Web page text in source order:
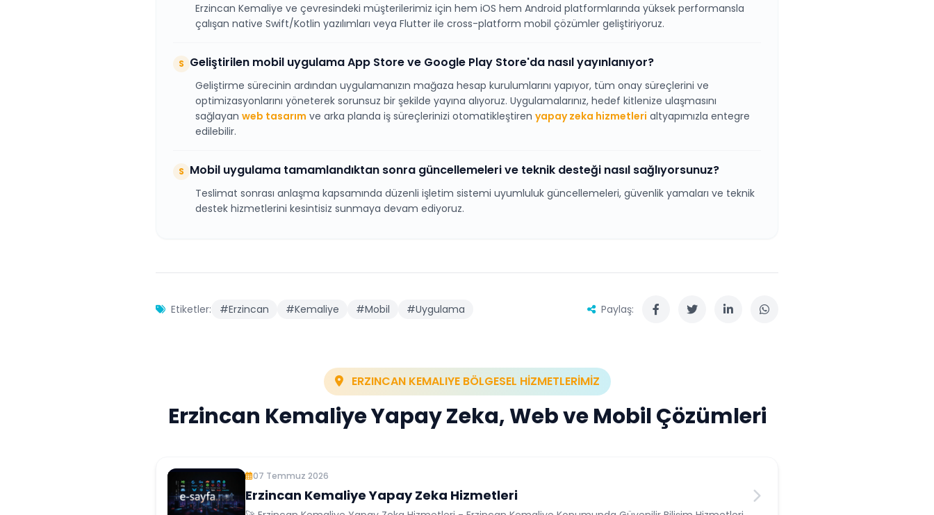
Erzincan Kemaliye ve çevresindeki müşterilerimiz için hem iOS hem Android platformlarında yüksek performansla
çalışan native Swift/Kotlin yazılımları veya Flutter ile cross-platform mobil çözümler geliştiriyoruz.
S Geliştirilen mobil uygulama App Store ve Google Play Store'da nasıl yayınlanıyor?
Geliştirme sürecinin ardından uygulamanızın mağaza hesap kurulumlarını yapıyor, tüm onay süreçlerini ve
optimizasyonlarını yöneterek sorunsuz bir şekilde yayına alıyoruz. Uygulamalarınız, hedef kitlenize ulaşmasını
sağlayan web tasarım ve arka planda iş süreçlerinizi otomatikleştiren yapay zeka hizmetleri altyapımızla entegre
edilebilir.
S Mobil uygulama tamamlandıktan sonra güncellemeleri ve teknik desteği nasıl sağlıyorsunuz?
Teslimat sonrası anlaşma kapsamında düzenli işletim sistemi uyumluluk güncellemeleri, güvenlik yamaları ve teknik
destek hizmetlerini kesintisiz sunmaya devam ediyoruz.
Etiketler: #Erzincan #Kemaliye #Mobil #Uygulama Paylaş:
ERZINCAN KEMALIYE BÖLGESEL HİZMETLERİMİZ
Erzincan Kemaliye Yapay Zeka, Web ve Mobil Çözümleri
07 Temmuz 2026
Erzincan Kemaliye Yapay Zeka Hizmetleri